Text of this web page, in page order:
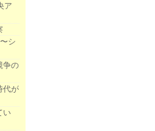
ア
シ
争の
代が
い